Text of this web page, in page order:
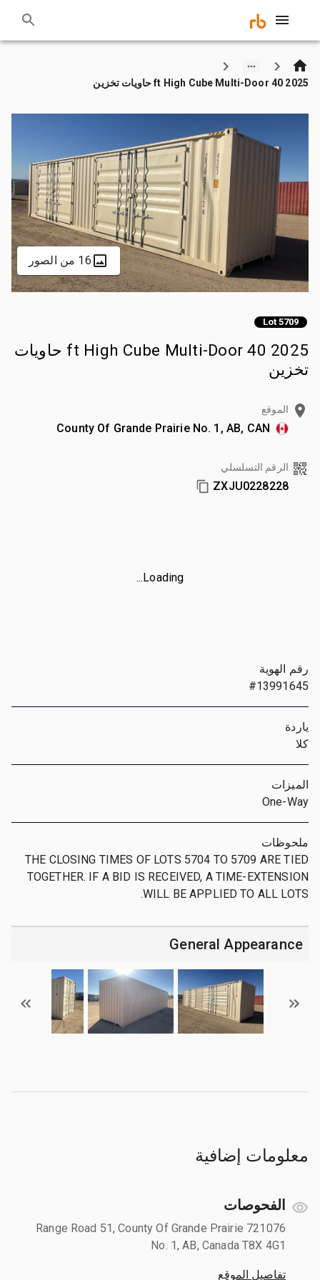
2025 40 ft High Cube Multi-Door حاويات تخزين
16 من الصور
Lot 5709
2025 40 ft High Cube Multi-Door حاويات
تخزين
الموقع
County Of Grande Prairie No. 1, AB, CAN
الرقم التسلسلي
ZXJU0228228
Loading...
رقم الهوية
#13991645
ياردة
كلا
الميزات
One-Way
ملحوظات
THE CLOSING TIMES OF LOTS 5704 TO 5709 ARE TIED
TOGETHER. IF A BID IS RECEIVED, A TIME-EXTENSION
WILL BE APPLIED TO ALL LOTS.
General Appearance
معلومات إضافية
الفحوصات
721076 Range Road 51, County Of Grande Prairie
No. 1, AB, Canada T8X 4G1
تفاصيل الموقع